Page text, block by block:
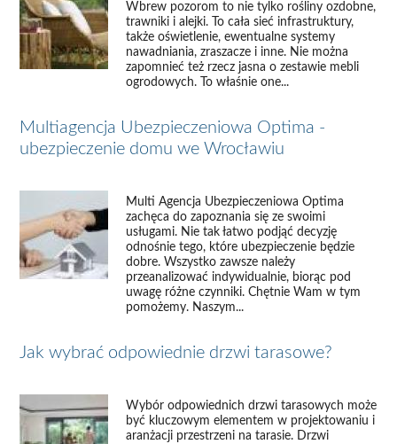
Wbrew pozorom to nie tylko rośliny ozdobne,
trawniki i alejki. To cała sieć infrastruktury,
także oświetlenie, ewentualne systemy
nawadniania, zraszacze i inne. Nie można
zapomnieć też rzecz jasna o zestawie mebli
ogrodowych. To właśnie one...
Multiagencja Ubezpieczeniowa Optima -
ubezpieczenie domu we Wrocławiu
Multi Agencja Ubezpieczeniowa Optima
zachęca do zapoznania się ze swoimi
usługami. Nie tak łatwo podjąć decyzję
odnośnie tego, które ubezpieczenie będzie
dobre. Wszystko zawsze należy
przeanalizować indywidualnie, biorąc pod
uwagę różne czynniki. Chętnie Wam w tym
pomożemy. Naszym...
Jak wybrać odpowiednie drzwi tarasowe?
Wybór odpowiednich drzwi tarasowych może
być kluczowym elementem w projektowaniu i
aranżacji przestrzeni na tarasie. Drzwi